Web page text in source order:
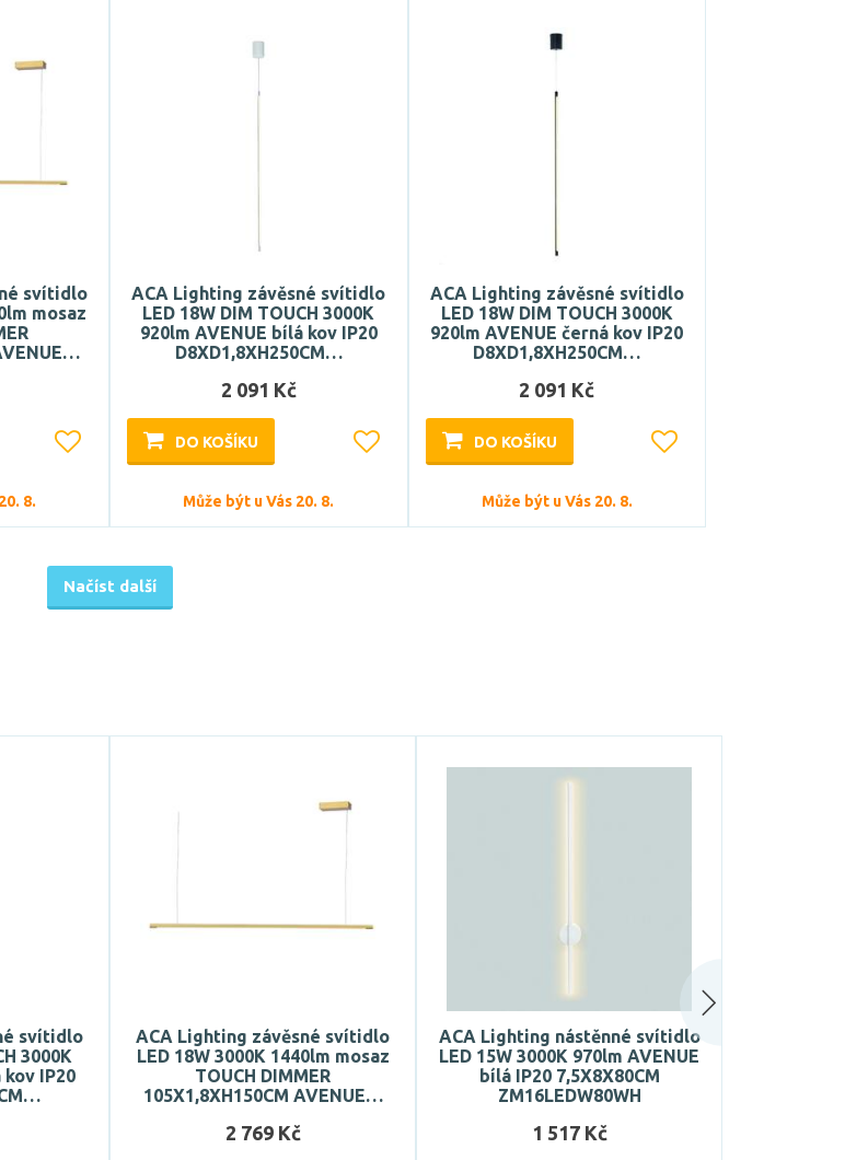
svítidlo
mosaz
8.
ACA Lighting závěsné svítidlo
LED 18W DIM TOUCH 3000K
920lm AVENUE bílá kov IP20
D8XD1,8XH250CM…
2 091 Kč
DO KOŠÍKU
Může být u Vás 20. 8.
ACA Lighting závěsné svítidlo
LED 18W DIM TOUCH 3000K
920lm AVENUE černá kov IP20
D8XD1,8XH250CM…
2 091 Kč
DO KOŠÍKU
Může být u Vás 20. 8.
Načíst další
svítidlo
3000K
kov IP20
ACA Lighting závěsné svítidlo
LED 18W 3000K 1440lm mosaz
TOUCH DIMMER
105X1,8XH150CM AVENUE…
2 769 Kč
ACA Lighting nástěnné svítidlo
LED 15W 3000K 970lm AVENUE
bílá IP20 7,5X8X80CM
ZM16LEDW80WH
1 517 Kč